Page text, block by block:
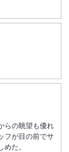
らの眺望も優れ
フが目の前でサ
た。